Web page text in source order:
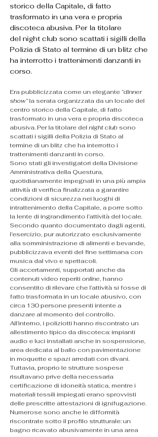
storico della Capitale, di fatto
trasformato in una vera e propria
discoteca abusiva. Per la titolare
del night club sono scattati i sigilli della
Polizia di Stato al termine di un blitz che
ha interrotto i trattenimenti danzanti in
corso.
Era pubblicizzata come un elegante “dinner
show” la serata organizzata da un locale del
centro storico della Capitale, di fatto
trasformato in una vera e propria discoteca
abusiva. Per la titolare del night club sono
scattati i sigilli della Polizia di Stato al
termine di un blitz che ha interrotto i
trattenimenti danzanti in corso.
Sono stati gli investigatori della Divisione
Amministrativa della Questura,
quotidianamente impegnati in una più ampia
attività di verifica finalizzata a garantire
condizioni di sicurezza nei luoghi di
intrattenimento della Capitale, a porre sotto
la lente di ingrandimento l’attività del locale.
Secondo quanto documentato dagli agenti,
l’esercizio, pur autorizzato esclusivamente
alla somministrazione di alimenti e bevande,
pubblicizzava eventi del fine settimana con
musica dal vivo e spettacoli.
Gli accertamenti, supportati anche da
contenuti video reperiti online, hanno
consentito di rilevare che l’attività si fosse di
fatto trasformata in un locale abusivo, con
circa 130 persone presenti intente a
danzare al momento del controllo.
All’interno, i poliziotti hanno riscontrato un
allestimento tipico da discoteca: impianti
audio e luci installati anche in sospensione,
area dedicata al ballo con pavimentazione
in moquette e spazi arredati con divani.
Tuttavia, proprio le strutture sospese
risultavano prive della necessaria
certificazione di idoneità statica, mentre i
materiali tessili impiegati erano sprovvisti
delle prescritte attestazioni di ignifugazione.
Numerose sono anche le difformità
riscontrate sotto il profilo strutturale: un
bagno ricavato abusivamente in una area